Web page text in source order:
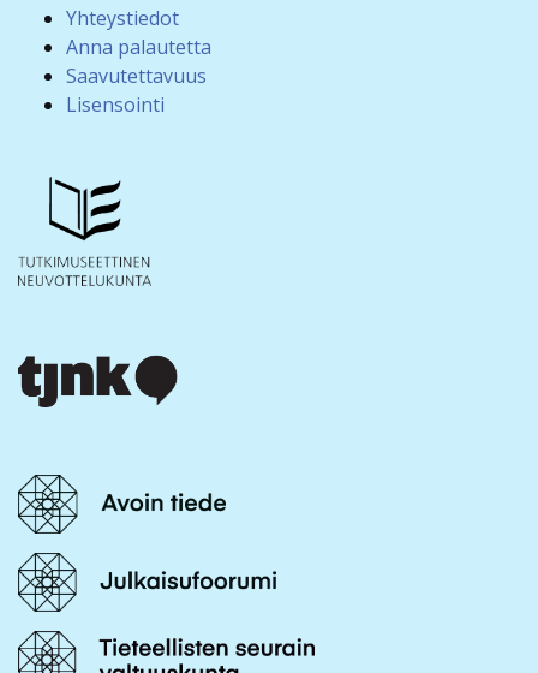
Yhteystiedot
Anna palautetta
Saavutettavuus
Lisensointi